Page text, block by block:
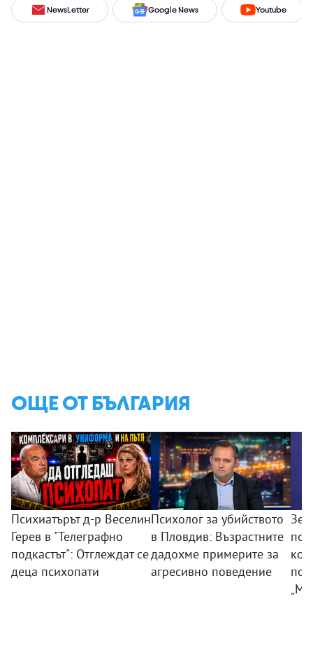
NewsLetter Google News Youtube
ОЩЕ ОТ БЪЛГАРИЯ
Психиатърът д-р Веселин
Герев в "Телеграфно
подкастът": Отглеждат се
деца психопати
Психолог за убийството
в Пловдив: Възрастните
дадохме примерите за
агресивно поведение